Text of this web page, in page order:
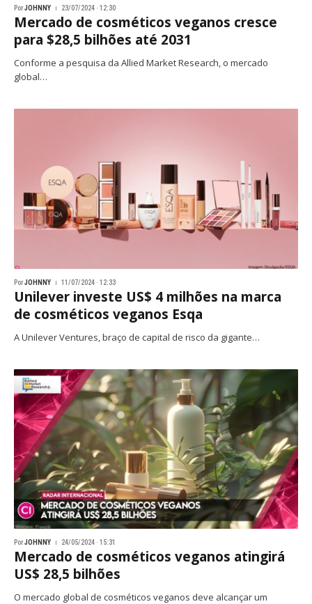
PorJOHNNY 23/07/2024 · 12:30
Mercado de cosméticos veganos cresce
para $28,5 bilhões até 2031
Conforme a pesquisa da Allied Market Research, o mercado
global…
PorJOHNNY 11/07/2024 · 12:33
Unilever investe US$ 4 milhões na marca
de cosméticos veganos Esqa
A Unilever Ventures, braço de capital de risco da gigante…
PorJOHNNY 24/05/2024 · 15:31
Mercado de cosméticos veganos atingirá
US$ 28,5 bilhões
O mercado global de cosméticos veganos deve alcançar um